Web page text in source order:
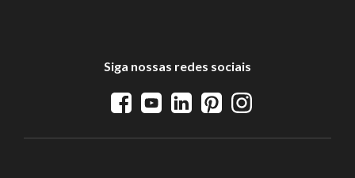
Siga nossas redes sociais